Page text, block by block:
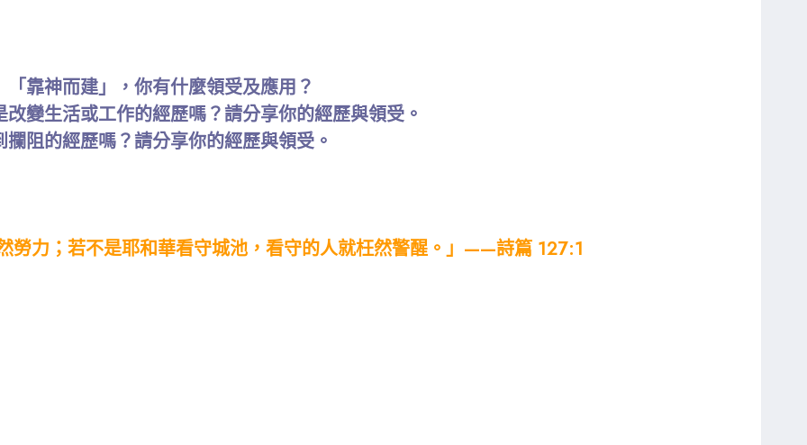
靠神而建」，你有什麼領受及應用？
變生活或工作的經歷嗎？請分享你的經歷與領受。
阻的經歷嗎？請分享你的經歷與領受。
勞力；若不是耶和華看守城池，看守的人就枉然警醒。」——詩篇 127:1